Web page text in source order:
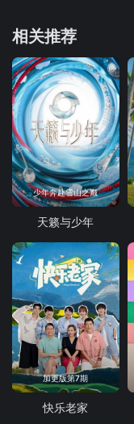
相关推荐
少年奔赴雪山之巅
天籁与少年
加更版第7期
快乐老家